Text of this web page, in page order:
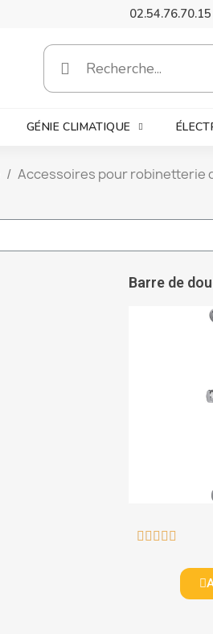
02.54.76.70.15
GÉNIE CLIMATIQUE
Accessoires pour robinetterie
    